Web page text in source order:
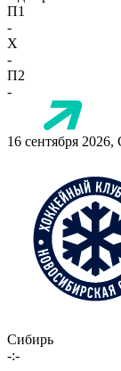
П1
-
X
-
П2
-
16 сентября 2026,
Сибирь
-:-